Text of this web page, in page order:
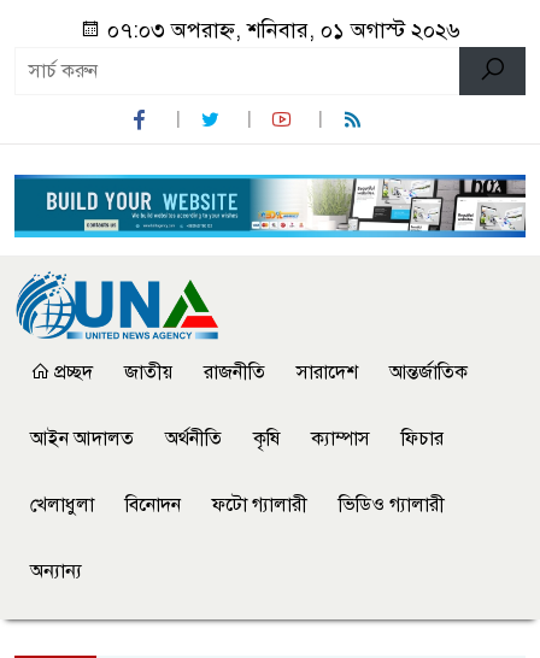
০৭:০৩ অপরাহ্ন, শনিবার, ০১ অগাস্ট ২০২৬
প্রচ্ছদ জাতীয় রাজনীতি সারাদেশ আন্তর্জাতিক
আইন আদালত অর্থনীতি কৃষি ক্যাম্পাস ফিচার
খেলাধুলা বিনোদন ফটো গ্যালারী ভিডিও গ্যালারী
অন্যান্য